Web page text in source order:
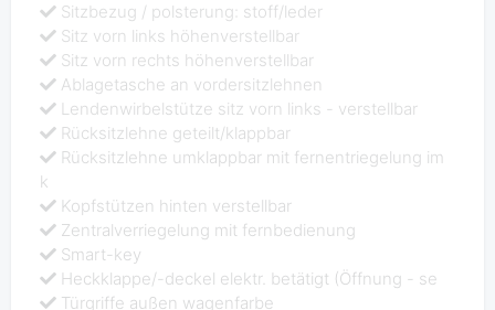
Sitzbezug / polsterung: stoff/leder
Sitz vorn links höhenverstellbar
Sitz vorn rechts höhenverstellbar
Ablagetasche an vordersitzlehnen
Lendenwirbelstütze sitz vorn links - verstellbar
Rücksitzlehne geteilt/klappbar
Rücksitzlehne umklappbar mit fernentriegelung im
k
Kopfstützen hinten verstellbar
Zentralverriegelung mit fernbedienung
Smart-key
Heckklappe/-deckel elektr. betätigt (Öffnung - se
Türgriffe außen wagenfarbe